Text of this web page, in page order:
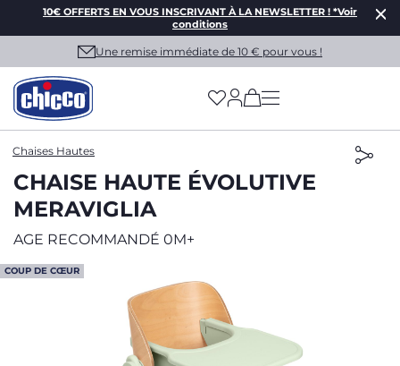
10€ OFFERTS EN VOUS INSCRIVANT À LA NEWSLETTER ! *Voir
conditions
Une remise immédiate de 10 € pour vous !
(has more options
Chaises Hautes
CHAISE HAUTE ÉVOLUTIVE
MERAVIGLIA
AGE RECOMMANDÉ 0M+
COUP DE CŒUR